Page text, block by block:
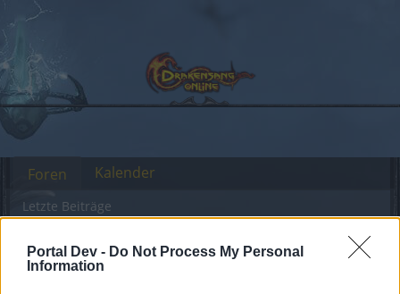
Portal Dev - Do Not Process My Personal
Information
Foren Archiv HQ-Archiv AnkündigungVerbindungsprobleme
Foren
Letzte Beiträge
Kalender